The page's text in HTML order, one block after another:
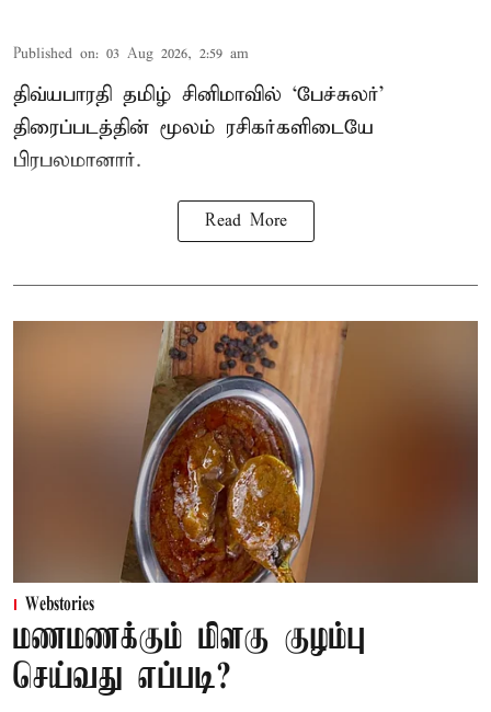
Published on: 03 Aug 2026, 2:59 am
திவ்யபாரதி தமிழ் சினிமாவில் ‘பேச்சுலர்’
திரைப்படத்தின் மூலம் ரசிகர்களிடையே
பிரபலமானார்.
Read More
Webstories
மணமணக்கும் மிளகு குழம்பு
செய்வது எப்படி?